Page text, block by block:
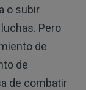
o subir
Pero
de
de
de combatir